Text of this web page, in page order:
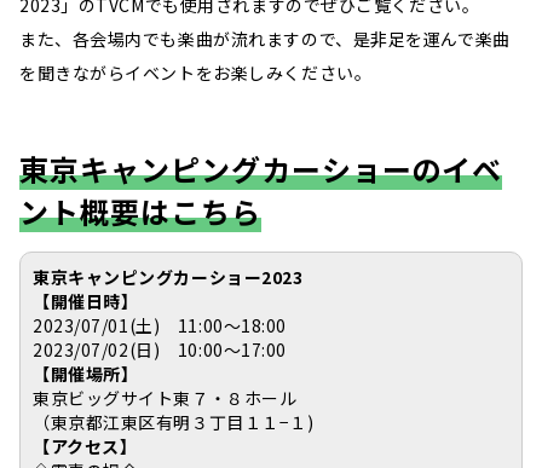
また、各会場内でも楽曲が流れますので、是非足を運んで楽曲
を聞きながらイベントをお楽しみください。
東京キャンピングカーショーのイベ
ント概要はこちら
東京キャンピングカーショー2023
【開催日時】
2023/07/01(土) 11:00～18:00
2023/07/02(日) 10:00～17:00
【開催場所】
東京ビッグサイト東７・８ホール
（東京都江東区有明３丁目１１−１)
【アクセス】